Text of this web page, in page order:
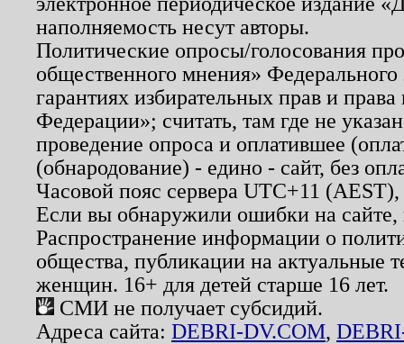
наполняемость несут авторы.
Политические опросы/голосования
общественного мнения»
гарантиях избирательных прав и
Федерации»; считать, там где не
проведение опроса и оплатившее
(обнародование) - едино - сайт, без
Часовой пояс сервера UTC+11
Если вы обнаружили ошибки на
Распространение информации о
общества, публикации на актуальные
женщин. 16+ для детей старше 16 лет.
СМИ не получает субсидий.
Адреса сайта: DEBRI-DV.COM,